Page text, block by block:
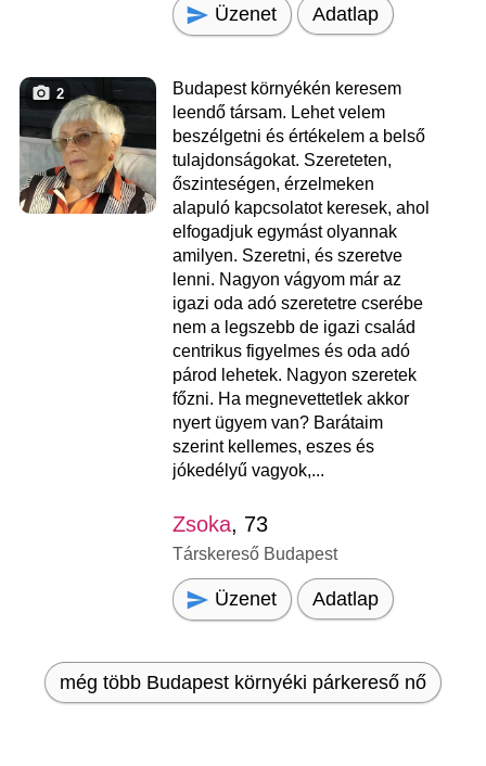
Üzenet Adatlap
2
Budapest környékén keresem
leendő társam. Lehet velem
beszélgetni és értékelem a belső
tulajdonságokat. Szereteten,
őszinteségen, érzelmeken
alapuló kapcsolatot keresek, ahol
elfogadjuk egymást olyannak
amilyen. Szeretni, és szeretve
lenni. Nagyon vágyom már az
igazi oda adó szeretetre cserébe
nem a legszebb de igazi család
centrikus figyelmes és oda adó
párod lehetek. Nagyon szeretek
főzni. Ha megnevettetlek akkor
nyert ügyem van? Barátaim
szerint kellemes, eszes és
jókedélyű vagyok,...
Zsoka, 73
Társkereső Budapest
Üzenet Adatlap
még több Budapest környéki párkereső nő